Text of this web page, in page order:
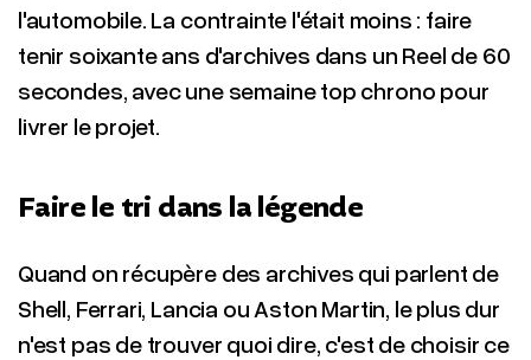
l'automobile. La contrainte l'était moins : faire
tenir soixante ans d'archives dans un Reel de 60
secondes, avec une semaine top chrono pour
livrer le projet.
Faire le tri dans la légende
Quand on récupère des archives qui parlent de
Shell, Ferrari, Lancia ou Aston Martin, le plus dur
n'est pas de trouver quoi dire, c'est de choisir ce